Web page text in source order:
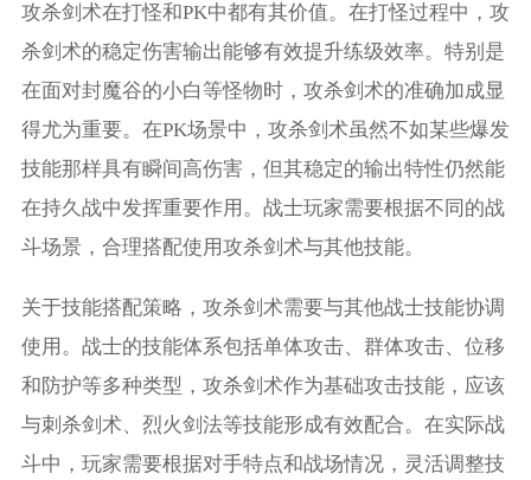
攻杀剑术在打怪和PK中都有其价值。在打怪过程中，攻
杀剑术的稳定伤害输出能够有效提升练级效率。特别是
在面对封魔谷的小白等怪物时，攻杀剑术的准确加成显
得尤为重要。在PK场景中，攻杀剑术虽然不如某些爆发
技能那样具有瞬间高伤害，但其稳定的输出特性仍然能
在持久战中发挥重要作用。战士玩家需要根据不同的战
斗场景，合理搭配使用攻杀剑术与其他技能。
关于技能搭配策略，攻杀剑术需要与其他战士技能协调
使用。战士的技能体系包括单体攻击、群体攻击、位移
和防护等多种类型，攻杀剑术作为基础攻击技能，应该
与刺杀剑术、烈火剑法等技能形成有效配合。在实际战
斗中，玩家需要根据对手特点和战场情况，灵活调整技